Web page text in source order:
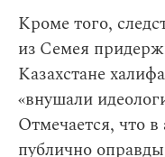
Кроме того,
из Семея
Казахстане
«внушали
Отмечается, что
публично